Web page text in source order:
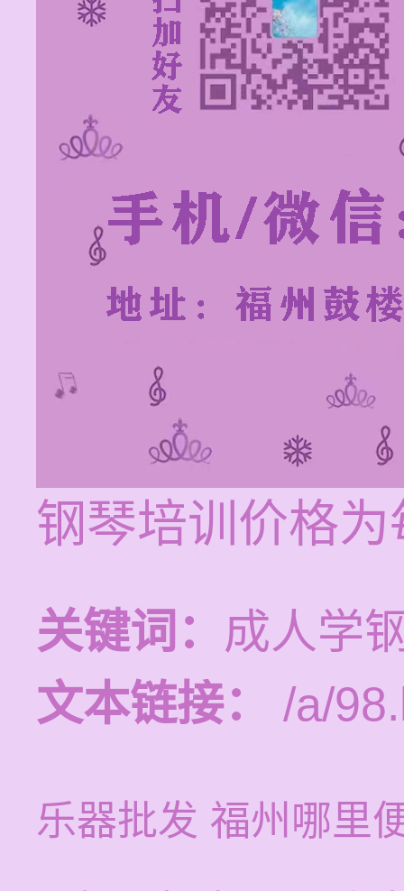
钢琴培训价格
关键词： 成人学
文本链接：
/a/
乐器批发 福州哪里